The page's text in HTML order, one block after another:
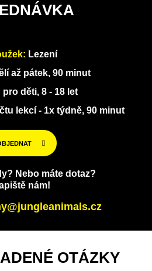
Lezení
až pátek, 90 minut
pro děti, 8 - 18 let
lekcí - 1x týdně, 90 minut
Nebo máte dotaz?
nám!
OTÁZKY